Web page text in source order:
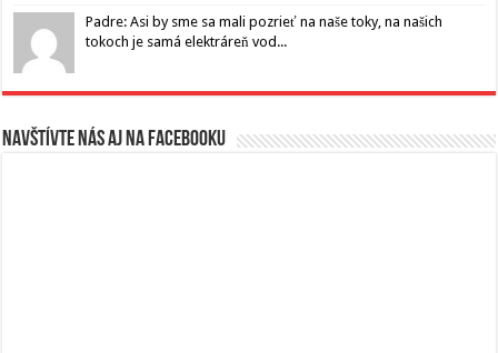
Padre: Asi by sme sa mali pozrieť na naše toky, na našich
tokoch je samá elektráreň vod...
Navštívte nás aj na Facebooku